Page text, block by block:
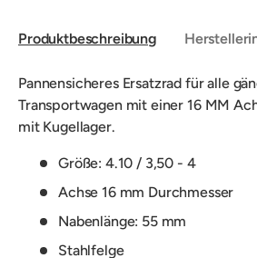
Produktbeschreibung
Pannensicheres Ersatzrad für alle
Transportwagen mit einer 16 MM
mit Kugellager.
Größe: 4.10 / 3,50 - 4
Achse 16 mm Durchmesser
Nabenlänge: 55 mm
Stahlfelge